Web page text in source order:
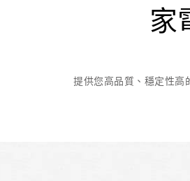
家
提供您高品質、穩定性高